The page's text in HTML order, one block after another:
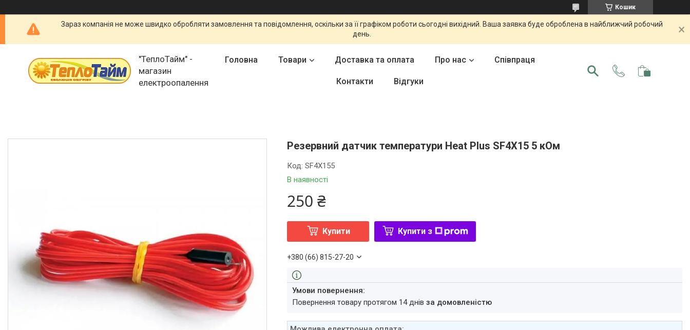
Кошик
Зараз компанія не може швидко обробляти замовлення та повідомлення, оскільки за її графіком роботи сьогодні вихідний. Ваша заявка буде оброблена в найближчий робочий
день.
"ТеплоТайм" -
магазин
електроопалення
Головна Товари Доставка та оплата Про нас Співпраця
Контакти Відгуки
Резервний датчик температури Heat Plus SF4X15 5 кОм
В наявності
Код:SF4X155
250 ₴
Купити Купити з
+380 (66) 815-27-20
повернення товару протягом 14 днівза домовленістю